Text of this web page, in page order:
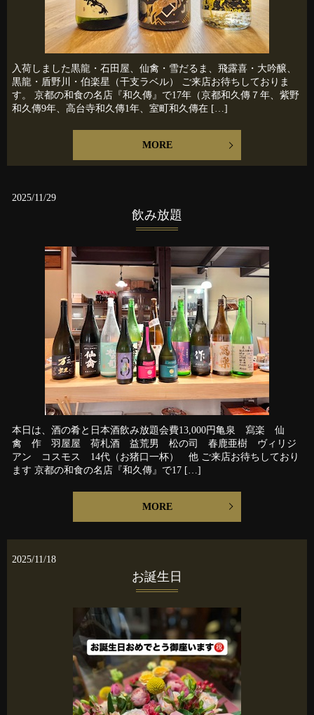
入荷しました黒龍・石田屋、仙禽・雪だるま、飛露喜・大吟醸、
黒龍・盾野川・伯楽星（干支ラベル） ご来店お待ちしておりま
す。 京都の和食の名店『和久傳』で17年（京都和久傳７年、紫野
和久傳9年、高台寺和久傳1年、室町和久傳在 […]
MORE
2025/11/29
飲み放題
本日は、酒の肴と日本酒飲み放題会費13,000円亀泉 寫楽 仙
禽 作 羽屋屋 荷札酒 益荒男 松の司 春鹿亜樹 ヴィリジ
アン コスモス 14代（お猪口一杯） 他 ご来店お待ちしており
ます 京都の和食の名店『和久傳』で17 […]
MORE
2025/11/18
お誕生日